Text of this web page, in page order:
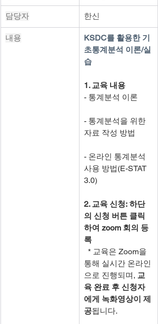
담당자 한신
내용
KSDC를 활용한 기
초통계분석 이론/실
습
1. 교육 내용
- 통계분석 이론
- 통계분석을 위한
자료 작성 방법
- 온라인 통계분석
사용 방법(E-STAT
3.0)
2. 교육 신청: 하단
의 신청 버튼 클릭
하여 zoom 회의 등
록
* 교육은 Zoom을
통해 실시간 온라인
으로 진행되며, 교
육 완료 후 신청자
에게 녹화영상이 제
공됩니다.